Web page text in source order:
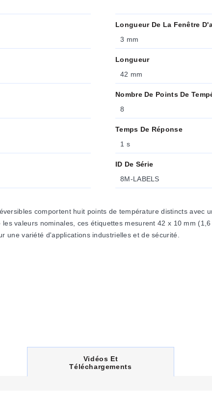
Longueur De La Fenêtre
3 mm
Longueur
42 mm
Nombre De Points De
8
Temps De Réponse
1 s
ID De Série
8M-LABELS
comportent huit points de température distincts avec
valeurs nominales, ces étiquettes mesurent 42 x 10 mm
une variété d'applications industrielles et de sécurité.
C
U
Vidéos Et
Téléchargements